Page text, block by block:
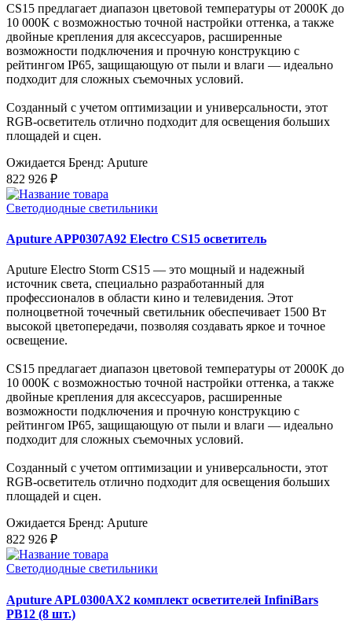
CS15 предлагает диапазон цветовой температуры от 2000K до
10 000K с возможностью точной настройки оттенка, а также
двойные крепления для аксессуаров, расширенные
возможности подключения и прочную конструкцию с
рейтингом IP65, защищающую от пыли и влаги — идеально
подходит для сложных съемочных условий.
Созданный с учетом оптимизации и универсальности, этот
RGB-осветитель отлично подходит для освещения больших
площадей и сцен.
Ожидается Бренд: Aputure
822 926 ₽
Светодиодные светильники
Aputure APP0307A92 Electro CS15 осветитель
Aputure Electro Storm CS15 — это мощный и надежный
источник света, специально разработанный для
профессионалов в области кино и телевидения. Этот
полноцветной точечный светильник обеспечивает 1500 Вт
высокой цветопередачи, позволяя создавать яркое и точное
освещение.
CS15 предлагает диапазон цветовой температуры от 2000K до
10 000K с возможностью точной настройки оттенка, а также
двойные крепления для аксессуаров, расширенные
возможности подключения и прочную конструкцию с
рейтингом IP65, защищающую от пыли и влаги — идеально
подходит для сложных съемочных условий.
Созданный с учетом оптимизации и универсальности, этот
RGB-осветитель отлично подходит для освещения больших
площадей и сцен.
Ожидается Бренд: Aputure
822 926 ₽
Светодиодные светильники
Aputure APL0300AX2 комплект осветителей InfiniBars
PB12 (8 шт.)